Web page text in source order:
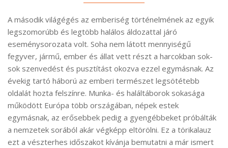
A második világégés az emberiség történelmének az egyik
legszomorúbb és legtöbb halálos áldozattal járó
eseménysorozata volt. Soha nem látott mennyiségű
fegyver, jármű, ember és állat vett részt a harcokban sok-
sok szenvedést és pusztítást okozva ezzel egymásnak. Az
évekig tartó háború az emberi természet legsötétebb
oldalát hozta felszínre. Munka- és haláltáborok sokasága
működött Európa több országában, népek estek
egymásnak, az erősebbek pedig a gyengébbeket próbálták
a nemzetek sorából akár végképp eltörölni. Ez a törikalauz
ezt a vészterhes időszakot kívánja bemutatni a már ismert